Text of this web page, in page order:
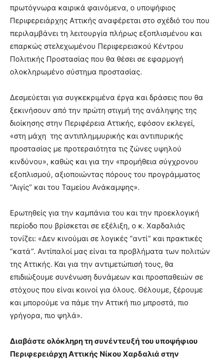
πρωτόγνωρα καιρικά φαινόμενα, ο υποψήφιος
Περιφερειάρχης Αττικής αναφέρεται στο σχέδιό του που
περιλαμβάνει τη λειτουργία πλήρως εξοπλισμένου και
επαρκώς στελεχωμένου Περιφερειακού Κέντρου
Πολιτικής Προστασίας που θα θέσει σε εφαρμογή
ολοκληρωμένο σύστημα προστασίας.
Δεσμεύεται για συγκεκριμένα έργα και δράσεις που θα
ξεκινήσουν από την πρώτη στιγμή της ανάληψης της
διοίκησης στην Περιφέρεια Αττικής, εφόσον εκλεγεί,
«στη μάχη της αντιπλημμυρικής και αντιπυρικής
προστασίας με προτεραιότητα τις ζώνες υψηλού
κινδύνου», καθώς και για την «προμήθεια σύγχρονου
εξοπλισμού, αξιοποιώντας πόρους του προγράμματος
“Αιγίς” και του Ταμείου Ανάκαμψης».
Ερωτηθείς για την καμπάνια του και την προεκλογική
περίοδο που βρίσκεται σε εξέλιξη, ο κ. Χαρδαλιάς
τονίζει: «Δεν κινούμαι σε λογικές “αντί” και πρακτικές
“κατά”. Αντίπαλοί μας είναι τα προβλήματα των πολιτών
της Αττικής. Και για την αντιμετώπισή τους, θα
επιδιώξουμε συνένωση δυνάμεων και προσπαθειών σε
στόχους που είναι κοινοί για όλους. Θέλουμε, ξέρουμε
και μπορούμε να πάμε την Αττική πιο μπροστά, πιο
γρήγορα, πιο ψηλά».
Διαβάστε ολόκληρη τη συνέντευξή του υποψήφιου
Περιφερειάρχη Αττικής Νίκου Χαρδαλιά στην